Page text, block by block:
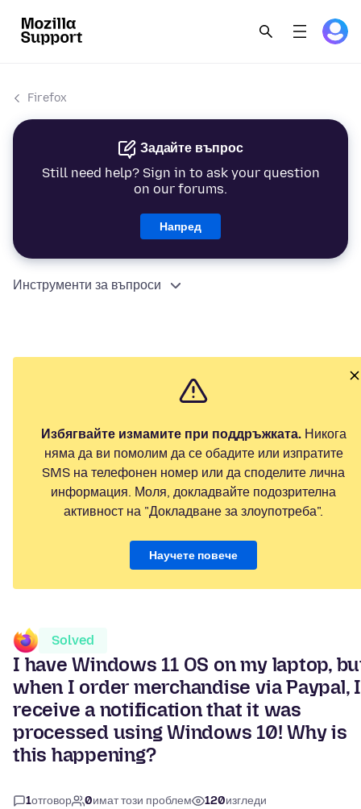
Firefox
Задайте въпрос
Still need help? Sign in to ask your question
on our forums.
Напред
Инструменти за въпроси
Избягвайте измамите при поддръжката.Никога
няма да ви помолим да се обадите или изпратите
SMS на телефонен номер или да споделите лична
информация. Моля, докладвайте подозрителна
активност на "Докладване за злоупотреба".
Научете повече
Solved
I have Windows 11 OS on my laptop,
when I order merchandise via Paypal, I
receive a notification that it was
processed using Windows 10! Why is
this happening?
1отговор 0имат този проблем 120изгледи